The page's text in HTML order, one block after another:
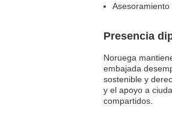
Presencia
Noruega
embajada
sostenible y
y el apoyo a
compartidos.